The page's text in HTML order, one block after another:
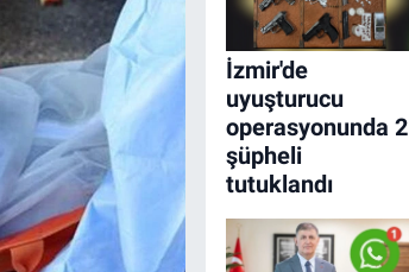
İzmir'de
uyuşturucu
operasyonunda 2
şüpheli
tutuklandı